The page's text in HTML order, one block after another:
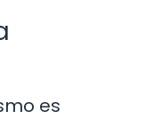
es